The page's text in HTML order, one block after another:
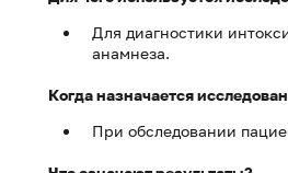
Для диагностики
анамнеза.
Когда назначается
При обследовании